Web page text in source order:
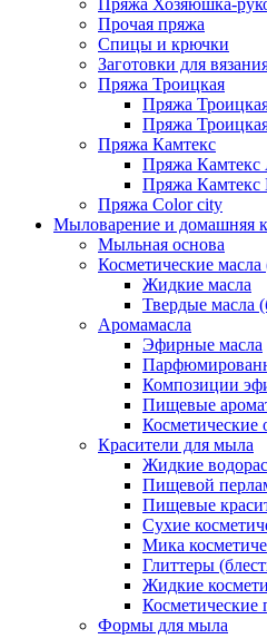
Прочая пряжа
Спицы и крючки
Заготовки для
Пряжа Троицкая
Пряжа
Пряжа
Пряжа Камтекс
Пряжа Камтекс
Пряжа Камтекс
Пряжа Color city
Мыловарение и домашняя
Мыльная основа
Косметические масла
Жидкие масла
Твердые масла
Аромамасла
Эфирные масла
Композиции
Пищевые
Косметические
Красители для мыла
Жидкие
Пищевой
Пищевые
Сухие
Мика
Глиттеры
Жидкие
Косметические
Формы для мыла